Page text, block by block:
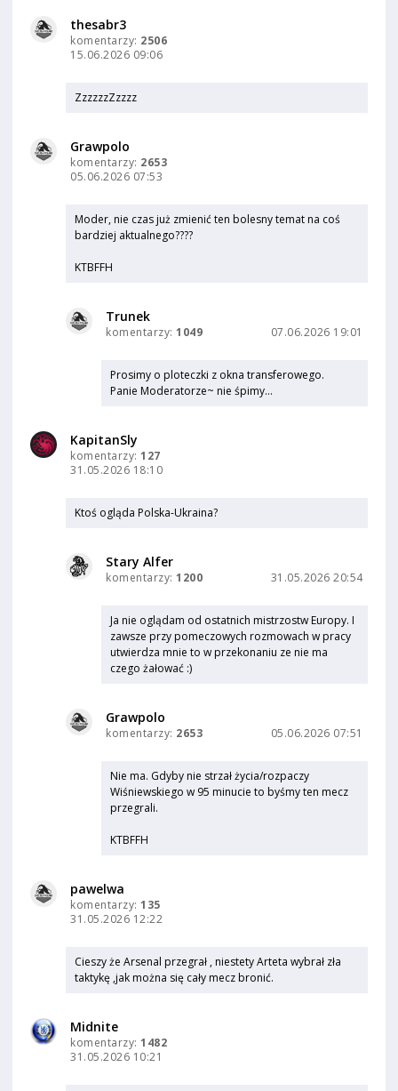
thesabr3
komentarzy: 2506
15.06.2026 09:06
ZzzzzzZzzzz
Grawpolo
komentarzy: 2653
05.06.2026 07:53
Moder, nie czas już zmienić ten bolesny temat na coś
bardziej aktualnego????
KTBFFH
Trunek
komentarzy:1049 07.06.2026 19:01
Prosimy o ploteczki z okna transferowego.
Panie Moderatorze~ nie śpimy...
KapitanSly
komentarzy:127
31.05.2026 18:10
Ktoś ogląda Polska-Ukraina?
Stary Alfer
komentarzy:1200 31.05.2026 20:54
Ja nie oglądam od ostatnich mistrzostw Europy. I
zawsze przy pomeczowych rozmowach w pracy
utwierdza mnie to w przekonaniu ze nie ma
czego żałować :)
Grawpolo
komentarzy: 2653 05.06.2026 07:51
Nie ma. Gdyby nie strzał życia/rozpaczy
Wiśniewskiego w 95 minucie to byśmy ten mecz
przegrali.
KTBFFH
pawelwa
komentarzy:135
31.05.2026 12:22
Cieszy że Arsenal przegrał , niestety Arteta wybrał zła
taktykę ,jak można się cały mecz bronić.
Midnite
komentarzy:1482
31.05.2026 10:21